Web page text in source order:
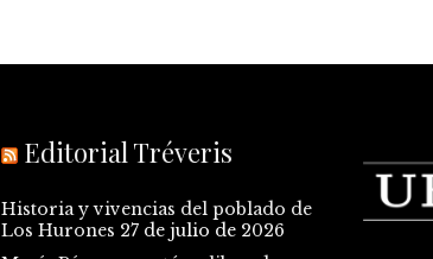
Editorial Tréveris
Historia y vivencias del poblado de
Los Hurones 27 de julio de 2026